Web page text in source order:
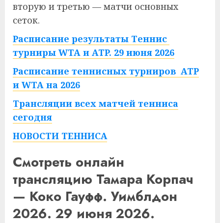
вторую и третью — матчи основных
сеток.
Расписание результаты Теннис
турниры WTA и ATP. 29 июня 2026
Расписание теннисных турниров ATP
и WTA на 2026
Трансляции всех матчей тенниса
сегодня
НОВОСТИ ТЕННИСА
Смотреть онлайн
трансляцию Тамара Корпач
— Коко Гауфф. Уимблдон
2026. 29 июня 2026.